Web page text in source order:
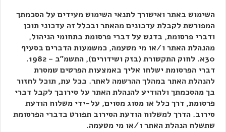
השימוש באתר ואישורך לתנאי השימוש מעידים על הסכמתך
המפורשת לקבלת עדכונים מהאתר ובכלל זה עדכוני תוכן
ודברי פרסומת, בדגש על דברי פרסומת בתחומי הניהול,
מהנהלת האתר ו/או מי מטעמה, כמשמעות הדברים בסעיף
30א. לחוק התקשורת (בזק ושידורים), התשמ"ב – 1982.
דברי הפרסומת ישלחו אליך באמצעות הפרטים שמסרת
להנהלת האתר במהלך ההרשמה לאתר. בכל עת, תוכל לחזור
בך מהסכמתך ולהודיע להנהלת האתר על סירובך לקבל דברי
פרסומת, דרך כלל או מסוג מסוים, על-ידי משלוח הודעת
סירוב. הדרך למשלוח הודעת הסירוב תפורט בדברי הפרסומת
שתשלח הנהלת האתר ו/או מי מטעמה.